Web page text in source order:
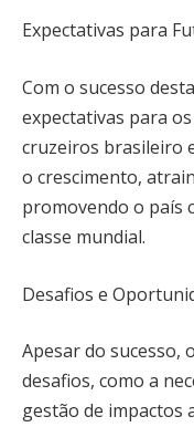
Expectativas para
Com o sucesso
expectativas para
cruzeiros brasileiro
o crescimento,
promovendo o país
classe mundial.
Desafios e
Apesar do sucesso,
desafios, como a
gestão de impactos